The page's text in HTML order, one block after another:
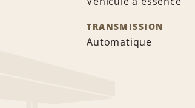
TRANSMISSION
Automatique